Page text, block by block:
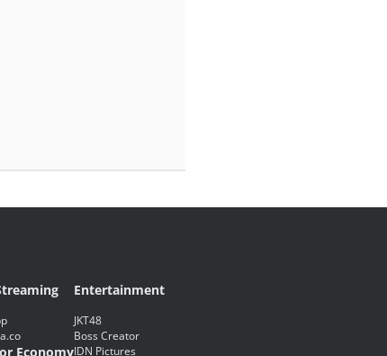
Economy
Entertainment
JKT48
Boss Creator
IDN Pictures